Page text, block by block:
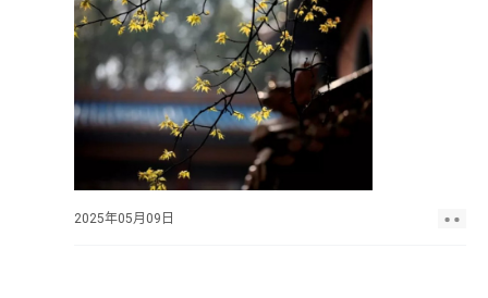
2025年05月09日